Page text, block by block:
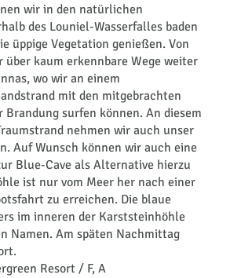
wir in den natürlichen
des Louniel-Wasserfalles baden
üppige Vegetation genießen. Von
über kaum erkennbare Wege weiter
wo wir an einem
mit den mitgebrachten
surfen können. An diesem
nehmen wir auch unser
Auf Wunsch können wir auch eine
Blue-Cave als Alternative hierzu
ist nur vom Meer her nach einer
zu erreichen. Die blaue
im inneren der Karststeinhöhle
Namen. Am späten Nachmittag
Resort / F, A